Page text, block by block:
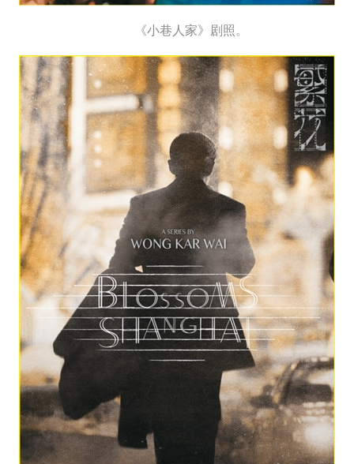
《小巷人家》剧照。